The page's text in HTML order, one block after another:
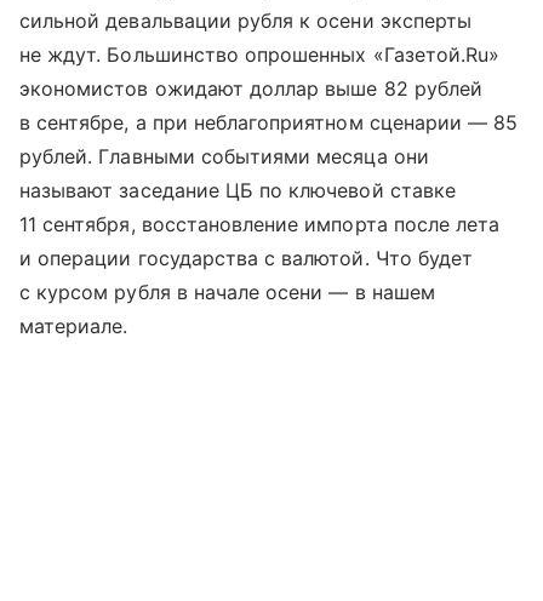
сильной девальвации рубля к осени эксперты
не ждут. Большинство опрошенных «Газетой.Ru»
экономистов ожидают доллар выше 82 рублей
в сентябре, а при неблагоприятном сценарии — 85
рублей. Главными событиями месяца они
называют заседание ЦБ по ключевой ставке
11 сентября, восстановление импорта после лета
и операции государства с валютой. Что будет
с курсом рубля в начале осени — в нашем
материале.